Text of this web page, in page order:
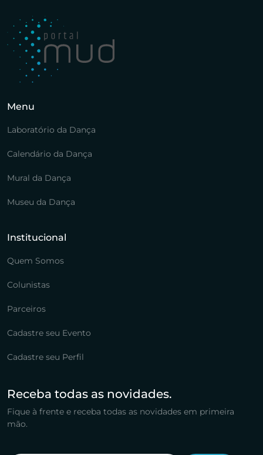
Menu
Laboratório da Dança
Calendário da Dança
Mural da Dança
Museu da Dança
Institucional
Quem Somos
Colunistas
Parceiros
Cadastre seu Evento
Cadastre seu Perfil
Receba todas as novidades.
Fique à frente e receba todas as novidades em primeira
mão.